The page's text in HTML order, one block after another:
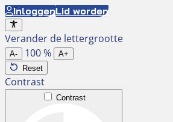
Ga
naar
de
inhoud
InloggenLid worden
Verander de lettergrootte
A- 100%
A+
Reset
Contrast
Contrast